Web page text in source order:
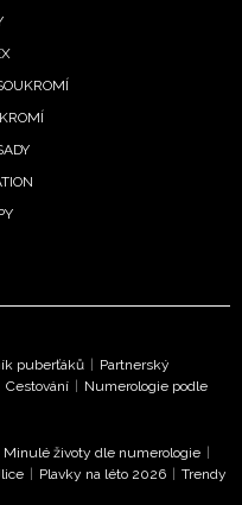
ODESLAT
puberťáků
Partnerský
Cestování
Numerologie podle
Minulé životy dle numerologie
Plavky na léto 2026
Trendy